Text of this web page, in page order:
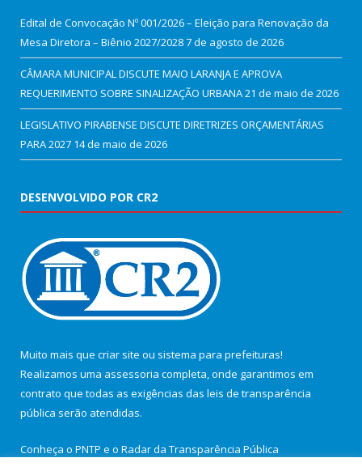
Edital de Convocação Nº 001/2026 – Eleição para Renovação da
Mesa Diretora – Biênio 2027/20287 de agosto de 2026
CÂMARA MUNICIPAL DISCUTE MAIO LARANJA E APROVA
REQUERIMENTO SOBRE SINALIZAÇÃO URBANA21 de maio de 2026
LEGISLATIVO PIRABENSE DISCUTE DIRETRIZES ORÇAMENTÁRIAS
PARA 2027 14 de maio de 2026
DESENVOLVIDO POR CR2
Muito mais que criar site ou sistema para prefeituras!
Realizamos uma assessoria completa, onde garantimos em
contrato que todas as exigências das leis de transparência
pública serão atendidas.
Conheça o PNTP e o Radar da Transparência Pública